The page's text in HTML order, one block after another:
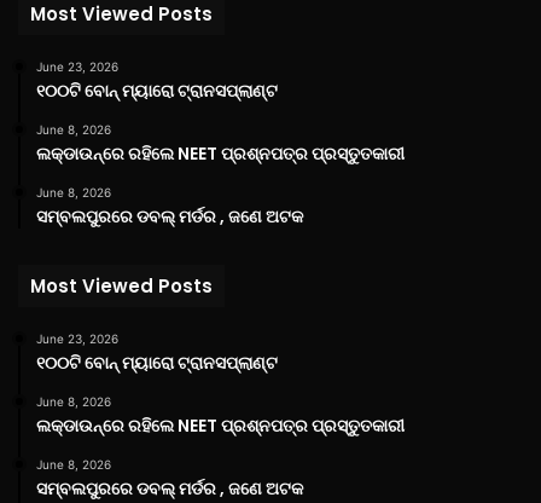
Most Viewed Posts
June 23, 2026
୧୦୦ଟି ବୋନ୍ ମ୍ୟାରୋ ଟ୍ରାନସପ୍ଲାଣ୍ଟ
June 8, 2026
ଲକ୍‌ଡାଉନ୍‌ରେ ରହିଲେ NEET ପ୍ରଶ୍ନପତ୍ର ପ୍ରସ୍ତୁତକାରୀ
June 8, 2026
ସମ୍ବଲପୁରରେ ଡବଲ୍ ମର୍ଡର , ଜଣେ ଅଟକ
Most Viewed Posts
June 23, 2026
୧୦୦ଟି ବୋନ୍ ମ୍ୟାରୋ ଟ୍ରାନସପ୍ଲାଣ୍ଟ
June 8, 2026
ଲକ୍‌ଡାଉନ୍‌ରେ ରହିଲେ NEET ପ୍ରଶ୍ନପତ୍ର ପ୍ରସ୍ତୁତକାରୀ
June 8, 2026
ସମ୍ବଲପୁରରେ ଡବଲ୍ ମର୍ଡର , ଜଣେ ଅଟକ